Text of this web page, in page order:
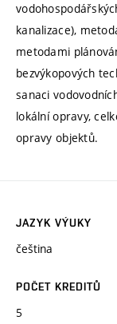
kanalizace),
metodami
bezvýkopových
sanaci
lokální opravy,
opravy objektů.
JAZYK VÝUKY
čeština
POČET KREDITŮ
5